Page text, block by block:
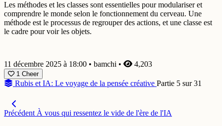
Les méthodes et les classes sont essentielles pour modulariser et
comprendre le monde selon le fonctionnement du cerveau. Une
méthode est le processus de regrouper des actions, et une classe est
le cadre pour voir les objets.
11 décembre 2025 à 18:00 • bamchi • 4,203
1 Cheer
Rubis et IA: Le voyage de la pensée créative Partie 5 sur 31
Précédent À vous qui ressentez le vide de l'ère de l'IA